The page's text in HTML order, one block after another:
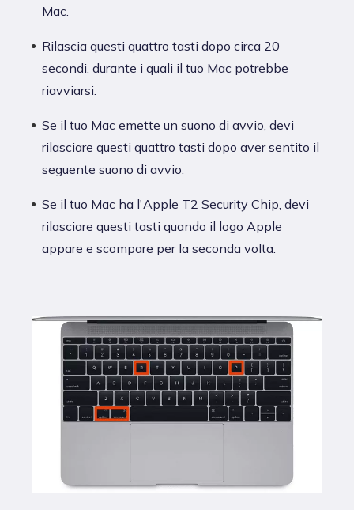
Mac.
Rilascia questi quattro tasti dopo circa 20
secondi, durante i quali il tuo Mac potrebbe
riavviarsi.
Se il tuo Mac emette un suono di avvio, devi
rilasciare questi quattro tasti dopo aver sentito il
seguente suono di avvio.
Se il tuo Mac ha l'Apple T2 Security Chip, devi
rilasciare questi tasti quando il logo Apple
appare e scompare per la seconda volta.